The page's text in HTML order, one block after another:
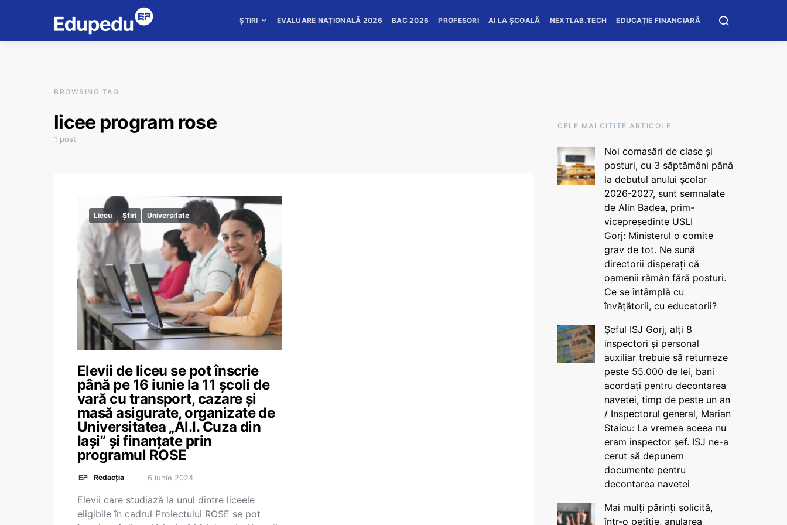
ȘTIRI EVALUARE NAȚIONALĂ 2026 BAC 2026 PROFESORI AI LA ȘCOALĂ NEXTLAB.TECH EDUCAȚIE FINANCIARĂ
BROWSING TAG
licee program rose
1 post
Liceu Știri Universitate
Elevii de liceu se pot înscrie
până pe 16 iunie la 11 școli de
vară cu transport, cazare și
masă asigurate, organizate de
Universitatea „Al.I. Cuza din
Iași” și finanțate prin
programul ROSE
Redacția 6 iunie 2024
Elevii care studiază la unul dintre liceele
eligibile în cadrul Proiectului ROSE se pot
CELE MAI CITITE ARTICOLE
Noi comasări de clase și
posturi, cu 3 săptămâni până
la debutul anului școlar
2026-2027, sunt semnalate
de Alin Badea, prim-
vicepreședinte USLI
Gorj: Ministerul o comite
grav de tot. Ne sună
directorii disperați că
oamenii rămân fără posturi.
Ce se întâmplă cu
învățătorii, cu educatorii?
Șeful ISJ Gorj, alți 8
inspectori și personal
auxiliar trebuie să returneze
peste 55.000 de lei, bani
acordați pentru decontarea
navetei, timp de peste un an
/ Inspectorul general, Marian
Staicu: La vremea aceea nu
eram inspector șef. ISJ ne-a
cerut să depunem
documente pentru
decontarea navetei
Mai mulți părinți solicită,
într-o petiție, anularea